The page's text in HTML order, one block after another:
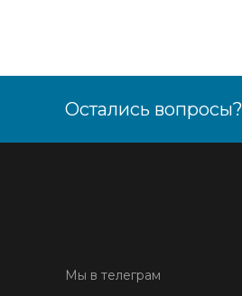
Остались вопросы?
Мы в телеграм